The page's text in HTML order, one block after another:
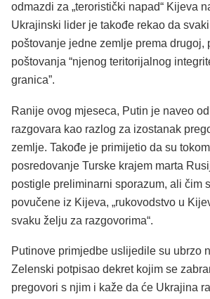
odmazdi za „teroristički napad“ Kijeva
Ukrajinski lider je takođe rekao da
poštovanje jedne zemlje prema drugoj,
poštovanja “njenog teritorijalnog
granica”.
Ranije ovog mjeseca, Putin je naveo
razgovara kao razlog za izostanak
zemlje. Takođe je primijetio da su
posredovanje Turske krajem marta
postigle preliminarni sporazum, ali čim
povučene iz Kijeva, „rukovodstvo u
svaku želju za razgovorima“.
Putinove primjedbe uslijedile su ubrzo
Zelenski potpisao dekret kojim se
pregovori s njim i kaže da će Ukrajina